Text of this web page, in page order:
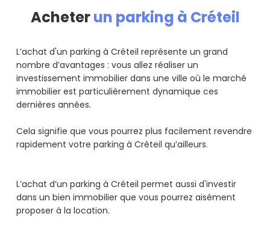
Acheterun parking à Créteil
L’achat d'un parking à Créteil représente un grand
nombre d’avantages : vous allez réaliser un
investissement immobilier dans une ville où le marché
immobilier est particulièrement dynamique ces
dernières années.
Cela signifie que vous pourrez plus facilement revendre
rapidement votre parking à Créteil qu’ailleurs.
L’achat d’un parking à Créteil permet aussi d'investir
dans un bien immobilier que vous pourrez aisément
proposer à la location.